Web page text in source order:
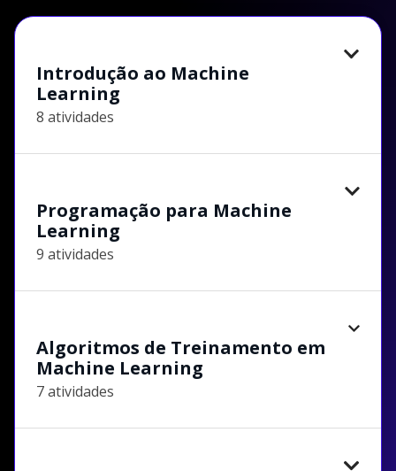
Introdução ao Machine
Learning
8 atividades
Programação para Machine
Learning
9 atividades
Algoritmos de Treinamento em
Machine Learning
7 atividades